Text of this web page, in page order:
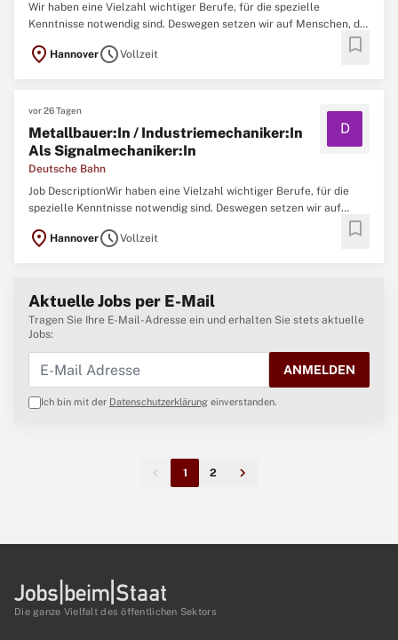
Wir haben eine Vielzahl wichtiger Berufe, für die spezielle
Kenntnisse notwendig sind. Deswegen setzen wir auf Menschen, die
durchläufst eine maßgeschneiderte interne Weiterbildung, die dich
location_on HannoverscheduleVollzeit bookmark
vor 26 Tagen
Metallbauer:In / Industriemechaniker:In
Als Signalmechaniker:In
Deutsche Bahn
D
Job DescriptionWir haben eine Vielzahl wichtiger Berufe, für die
spezielle Kenntnisse notwendig sind. Deswegen setzen wir auf
möchten. Du durchläufst eine maßgeschneiderte interne
location_on HannoverscheduleVollzeit bookmark
Aktuelle Jobs per E-Mail
Tragen Sie Ihre E-Mail-Adresse ein und erhalten Sie stets aktuelle
Jobs:
ANMELDEN
Ich bin mit der Datenschutzerklärung einverstanden.
1 2
Die ganze Vielfalt des öffentlichen Sektors